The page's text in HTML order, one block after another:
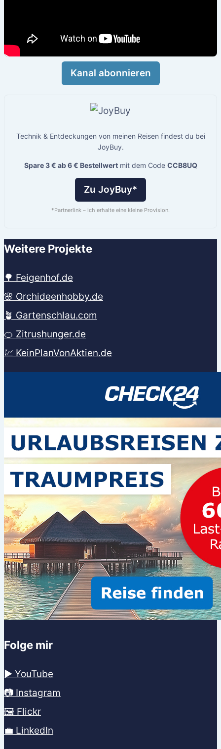
Kanal abonnieren
Technik & Entdeckungen von meinen Reisen findest du bei
JoyBuy.
Spare 3 € ab 6 € Bestellwertmit dem Code CCB8UQ
Zu JoyBuy*
*Partnerlink – ich erhalte eine kleine Provision.
Weitere Projekte
🌳 Feigenhof.de
🌸 Orchideenhobby.de
🪴 Gartenschlau.com
🍊 Zitrushunger.de
💹 KeinPlanVonAktien.de
Folge mir
▶️ YouTube
📷 Instagram
🖼️ Flickr
💼 LinkedIn